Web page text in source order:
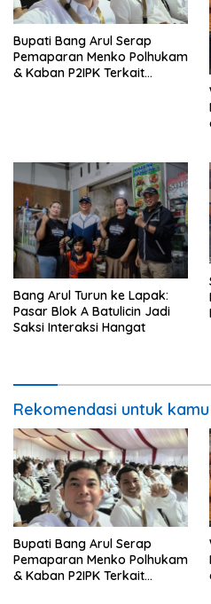
Bupati Bang Arul Serap
Pemaparan Menko Polhukam
& Kaban P2IPK Terkait
Bang Arul Turun ke Lapak:
Pasar Blok A Batulicin Jadi
Saksi Interaksi Hangat
Rekomendasi untuk kamu
Bupati Bang Arul Serap
Pemaparan Menko Polhukam
& Kaban P2IPK Terkait